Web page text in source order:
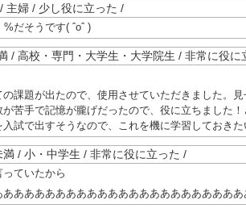
婦 / 少し役に立った /
だそうです( ˆoˆ )
高校・専門・大学生・大学院生 / 非常に役に
の課題が出たので、使用させていただきました。
苦手で記憶が朧げだったので、役に立ちました
入試で出すそうなので、これを機に学習しておきた
/ 小・中学生 / 非常に役に立った /
ていたから
ああああああああああああああああああああああ